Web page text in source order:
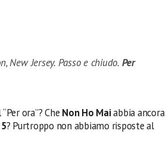
New Jersey. Passo e chiudo. Per
ora”? Che Non Ho Maiabbia ancora
? Purtroppo non abbiamo risposte al